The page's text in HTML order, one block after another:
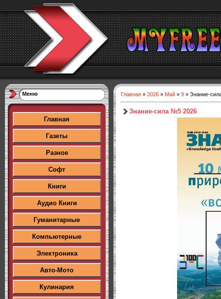
Меню
Главная
Газеты
Разное
Софт
Книги
Аудио Книги
Гуманитарные
Компьютерные
Электроника
Авто-Мото
Кулинария
Главная » 2026 » Май » 9 » Знание-
Знание-сила №5 2026